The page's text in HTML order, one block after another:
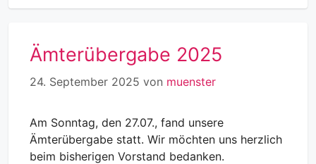
Ämterübergabe 2025
24. September 2025 von muenster
Am Sonntag, den 27.07., fand unsere
Ämterübergabe statt. Wir möchten uns herzlich
beim bisherigen Vorstand bedanken.